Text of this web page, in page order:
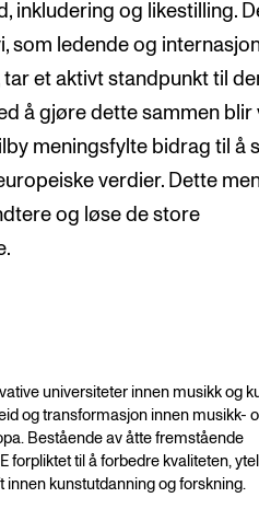
inkludering og likestilling.
som ledende og
et aktivt standpunkt til
å gjøre dette sammen blir
meningsfylte bidrag til å
verdier. Dette
og løse de store
universiteter innen musikk og
og transformasjon innen musikk-
Bestående av åtte fremstående
forpliktet til å forbedre kvaliteten,
kunstutdanning og forskning.